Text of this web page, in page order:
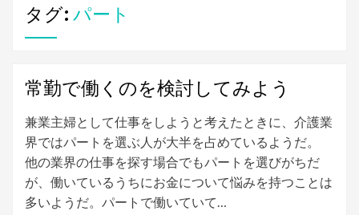
タグ: パート
常勤で働くのを検討してみよう
兼業主婦として仕事をしようと考えたときに、介護業
界ではパートを選ぶ人が大半を占めているようだ。
他の業界の仕事を探す場合でもパートを選びがちだ
が、働いているうちにお金について悩みを持つことは
多いようだ。パートで働いていて…